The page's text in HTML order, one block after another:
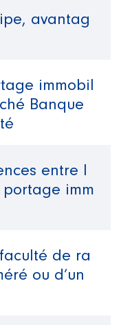
avantag
immobil
Banque
entre l
imm
de ra
ou d’un